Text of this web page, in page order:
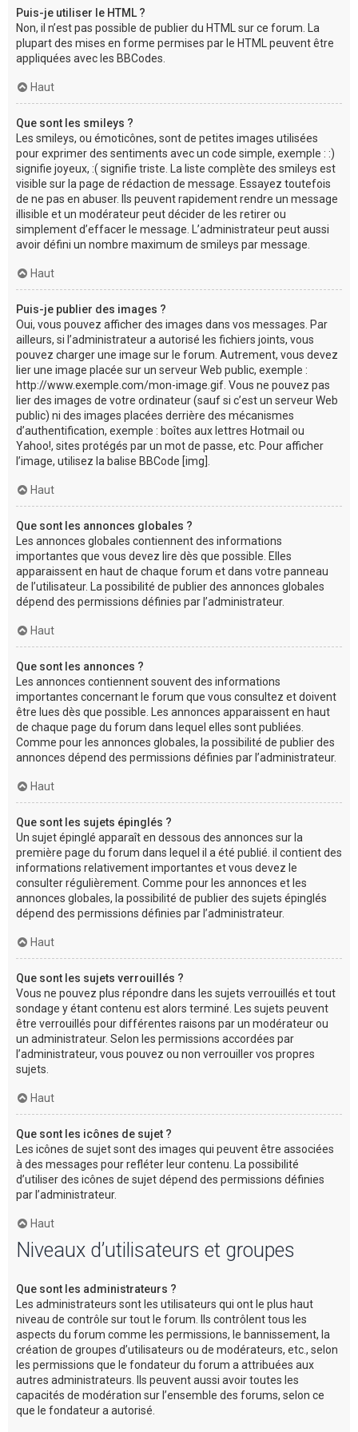
Puis-je utiliser le HTML ?
Non, il n’est pas possible de publier du HTML sur ce forum. La
plupart des mises en forme permises par le HTML peuvent être
appliquées avec les BBCodes.
Haut
Que sont les smileys ?
Les smileys, ou émoticônes, sont de petites images utilisées
pour exprimer des sentiments avec un code simple, exemple : :)
signifie joyeux, :( signifie triste. La liste complète des smileys est
visible sur la page de rédaction de message. Essayez toutefois
de ne pas en abuser. Ils peuvent rapidement rendre un message
illisible et un modérateur peut décider de les retirer ou
simplement d’effacer le message. L’administrateur peut aussi
avoir défini un nombre maximum de smileys par message.
Haut
Puis-je publier des images ?
Oui, vous pouvez afficher des images dans vos messages. Par
ailleurs, si l’administrateur a autorisé les fichiers joints, vous
pouvez charger une image sur le forum. Autrement, vous devez
lier une image placée sur un serveur Web public, exemple :
http://www.exemple.com/mon-image.gif. Vous ne pouvez pas
lier des images de votre ordinateur (sauf si c’est un serveur Web
public) ni des images placées derrière des mécanismes
d’authentification, exemple : boîtes aux lettres Hotmail ou
Yahoo!, sites protégés par un mot de passe, etc. Pour afficher
l’image, utilisez la balise BBCode [img].
Haut
Que sont les annonces globales ?
Les annonces globales contiennent des informations
importantes que vous devez lire dès que possible. Elles
apparaissent en haut de chaque forum et dans votre panneau
de l’utilisateur. La possibilité de publier des annonces globales
dépend des permissions définies par l’administrateur.
Haut
Que sont les annonces ?
Les annonces contiennent souvent des informations
importantes concernant le forum que vous consultez et doivent
être lues dès que possible. Les annonces apparaissent en haut
de chaque page du forum dans lequel elles sont publiées.
Comme pour les annonces globales, la possibilité de publier des
annonces dépend des permissions définies par l’administrateur.
Haut
Que sont les sujets épinglés ?
Un sujet épinglé apparaît en dessous des annonces sur la
première page du forum dans lequel il a été publié. il contient des
informations relativement importantes et vous devez le
consulter régulièrement. Comme pour les annonces et les
annonces globales, la possibilité de publier des sujets épinglés
dépend des permissions définies par l’administrateur.
Haut
Que sont les sujets verrouillés ?
Vous ne pouvez plus répondre dans les sujets verrouillés et tout
sondage y étant contenu est alors terminé. Les sujets peuvent
être verrouillés pour différentes raisons par un modérateur ou
un administrateur. Selon les permissions accordées par
l’administrateur, vous pouvez ou non verrouiller vos propres
sujets.
Haut
Que sont les icônes de sujet ?
Les icônes de sujet sont des images qui peuvent être associées
à des messages pour refléter leur contenu. La possibilité
d’utiliser des icônes de sujet dépend des permissions définies
par l’administrateur.
Haut
Niveaux d’utilisateurs et groupes
Que sont les administrateurs ?
Les administrateurs sont les utilisateurs qui ont le plus haut
niveau de contrôle sur tout le forum. Ils contrôlent tous les
aspects du forum comme les permissions, le bannissement, la
création de groupes d’utilisateurs ou de modérateurs, etc., selon
les permissions que le fondateur du forum a attribuées aux
autres administrateurs. Ils peuvent aussi avoir toutes les
capacités de modération sur l’ensemble des forums, selon ce
que le fondateur a autorisé.